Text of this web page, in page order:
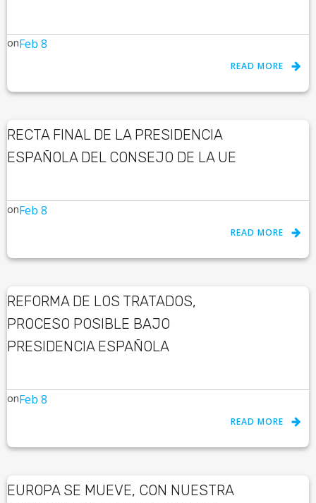
onFeb 8
READ MORE
RECTA FINAL DE LA PRESIDENCIA
ESPAÑOLA DEL CONSEJO DE LA UE
onFeb 8
READ MORE
REFORMA DE LOS TRATADOS,
PROCESO POSIBLE BAJO
PRESIDENCIA ESPAÑOLA
onFeb 8
READ MORE
EUROPA SE MUEVE, CON NUESTRA